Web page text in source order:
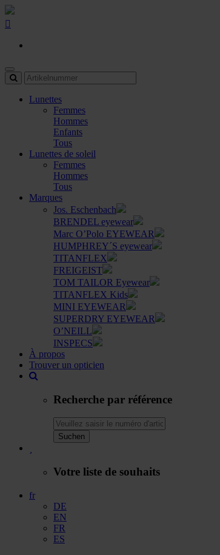
Lunettes
Femmes
Hommes
Enfants
Tous
Lunettes de soleil
Femmes
Hommes
Tous
Marques
Jos. Eschenbach
BRENDEL eyewear
Marc O’Polo EYEWEAR
HUMPHREY´S eyewear
TITANFLEX
FREIGEIST
TOM TAILOR Eyewear
TITANFLEX Kids
MINI EYEWEAR
SUPERDRY EYEWEAR
O’NEILL
INSPECS
À propos
Trouver un opticien
Recherche par référence
Suchen
Votre liste de souhaits
fr
DE
EN
FR
ES